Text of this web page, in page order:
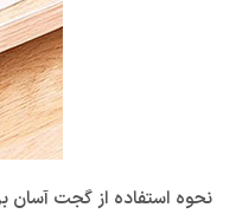
نحوه استفاده از گجت آسان